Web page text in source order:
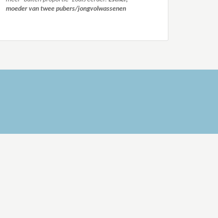
moeder van twee pubers/jongvolwassenen